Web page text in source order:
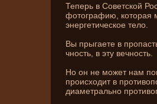
Теперь в Советской
фотографию, которая
энергетическое тело.
Вы прыгаете в
чность, в эту вечность.
Но он не может нам
происходит в
диаметрально